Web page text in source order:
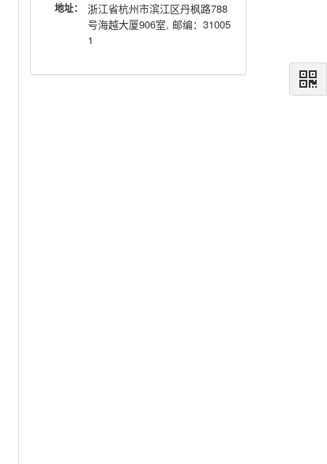
地址：
浙江省杭州市滨江区丹枫路788
号海越大厦906室, 邮编：31005
1